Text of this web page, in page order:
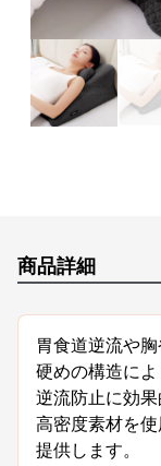
商品詳細
胃食道逆流や
硬めの構造に
逆流防止に効
高密度素材を
提供します。